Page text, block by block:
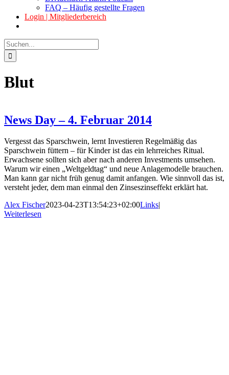
FAQ – Häufig gestellte Fragen
Login | Mitgliederbereich
Suche
nach:
Blut
News Day – 4. Februar 2014
Vergesst das Sparschwein, lernt Investieren Regelmäßig das
Sparschwein füttern – für Kinder ist das ein lehrreiches Ritual.
Erwachsene sollten sich aber nach anderen Investments umsehen.
Warum wir einen „Weltgeldtag“ und neue Anlagemodelle brauchen.
Man kann gar nicht früh genug damit anfangen. Wie sinnvoll das ist,
versteht jeder, dem man einmal den Zinseszinseffekt erklärt hat.
Alex Fischer2023-04-23T13:54:23+02:00Links|
Weiterlesen